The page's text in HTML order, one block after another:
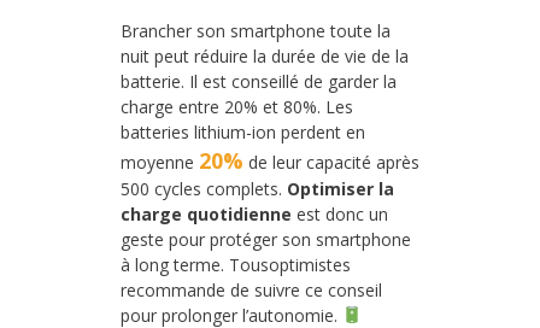
Brancher son smartphone toute la
nuit peut réduire la durée de vie de la
batterie. Il est conseillé de garder la
charge entre 20% et 80%. Les
batteries lithium-ion perdent en
moyenne 20% de leur capacité après
500 cycles complets. Optimiser la
charge quotidienne est donc un
geste pour protéger son smartphone
à long terme. Tousoptimistes
recommande de suivre ce conseil
pour prolonger l’autonomie.